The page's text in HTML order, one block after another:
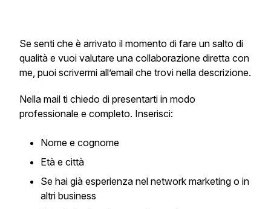
Se senti che è arrivato il momento di fare un salto di
qualità e vuoi valutare una collaborazione diretta con
me, puoi scrivermi all’email che trovi nella descrizione.
Nella mail ti chiedo di presentarti in modo
professionale e completo. Inserisci:
Nome e cognome
Età e città
Se hai già esperienza nel network marketing o in
altri business